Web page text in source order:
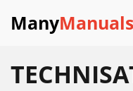
ManyManuals